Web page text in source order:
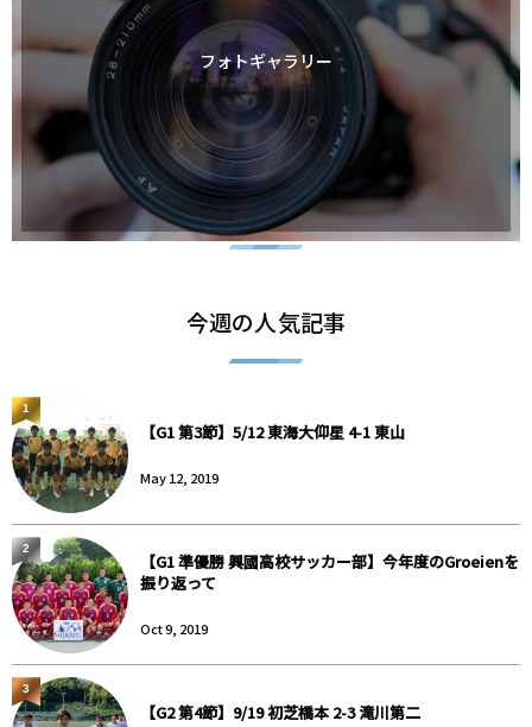
フォトギャラリー
今週の人気記事
【G1 第3節】5/12 東海大仰星 4-1 東山
May 12, 2019
1
【G1 準優勝 興國高校サッカー部】今年度のGroeienを
振り返って
Oct 9, 2019
2
【G2 第4節】9/19 初芝橋本 2-3 滝川第二
3